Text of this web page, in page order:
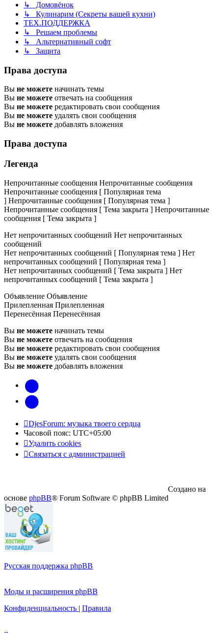
↳ Домовёнок
↳ Кулинарим (Секреты вашей кухни)
ТЕХ.ПОДДЕРЖКА
↳ Решаем проблемы
↳ Альтернативный софт
↳ Защита
Права доступа
Вы не можете начинать темы
Вы не можете отвечать на сообщения
Вы не можете редактировать свои сообщения
Вы не можете удалять свои сообщения
Вы не можете добавлять вложения
Права доступа
Легенда
Непрочитанные сообщения Непрочитанные сообщения
Непрочитанные сообщения [ Популярная тема
] Непрочитанные сообщения [ Популярная тема ]
Непрочитанные сообщения [ Тема закрыта ] Непрочитанные
сообщения [ Тема закрыта ]
Нет непрочитанных сообщений Нет непрочитанных
сообщений
Нет непрочитанных сообщений [ Популярная тема ] Нет
непрочитанных сообщений [ Популярная тема ]
Нет непрочитанных сообщений [ Тема закрыта ] Нет
непрочитанных сообщений [ Тема закрыта ]
Объявление Объявление
Прилепленная Прилепленная
Перенесённая Перенесённая
Вы не можете начинать темы
Вы не можете отвечать на сообщения
Вы не можете редактировать свои сообщения
Вы не можете удалять свои сообщения
Вы не можете добавлять вложения
vk
Telegram
DjesForum: музыка твоего сердца
Часовой пояс: UTC+05:00
Удалить cookies
Связаться с администрацией
Создано на
основе phpBB® Forum Software © phpBB Limited
Русская поддержка phpBB
Моды и расширения phpBB
Конфиденциальность | Правила